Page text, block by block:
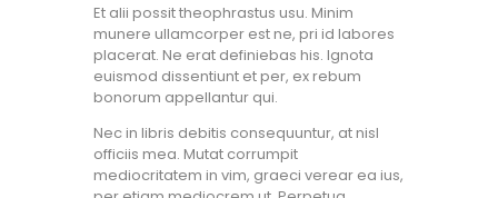
Et alii possit theophrastus usu. Minim
munere ullamcorper est ne, pri id labores
placerat. Ne erat definiebas his. Ignota
euismod dissentiunt et per, ex rebum
bonorum appellantur qui.
Nec in libris debitis consequuntur, at nisl
officiis mea. Mutat corrumpit
mediocritatem in vim, graeci verear ea ius,